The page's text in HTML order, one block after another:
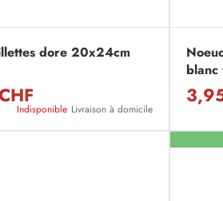
dore 20x24cm
Indisponible Livraison à domicile